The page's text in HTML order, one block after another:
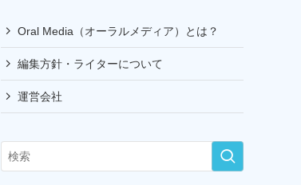
Oral Media（オーラルメディア）とは？
編集方針・ライターについて
運営会社